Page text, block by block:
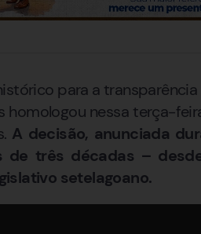
para a
homologou nessa terça-
A decisão, anunciada
de três décadas –
setelagoano.